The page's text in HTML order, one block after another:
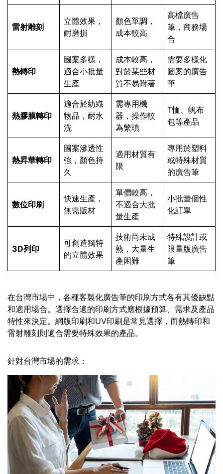
雷射雕刻
立體效果，
耐磨損
顏色單調，
成本較高
高檔廣告
筆，商務場
合
熱轉印
圖案多樣，
適合小批量
生產
成本較高，
對於某些材
質不易附著
需要多樣化
圖案的廣告
筆
熱膠膜轉印
適合於紡織
物品，耐水
洗
需專用機
器，操作較
為繁瑣
T恤、帆布
包等產品
熱昇華轉印
圖案滲透性
強，顏色持
久
適用材質有
限
專用於塑料
或特殊材質
的廣告筆
數位印刷
快速生產，
無需版材
單價較高，
不適合大批
量生產
小批量個性
化訂單
3D列印
可創造獨特
的立體效果
技術尚未成
熟，大量生
產困難
特殊設計或
限量版廣告
筆
在台灣市場中，各種客製化廣告筆的印刷方式各有其優缺點
和適用場合。選擇合適的印刷方式應根據預算、需求及產品
特性來決定。網版印刷和UV印刷是常見選擇，而熱轉印和
雷射雕刻則適合需要特殊效果的產品。
針對台灣市場的需求：